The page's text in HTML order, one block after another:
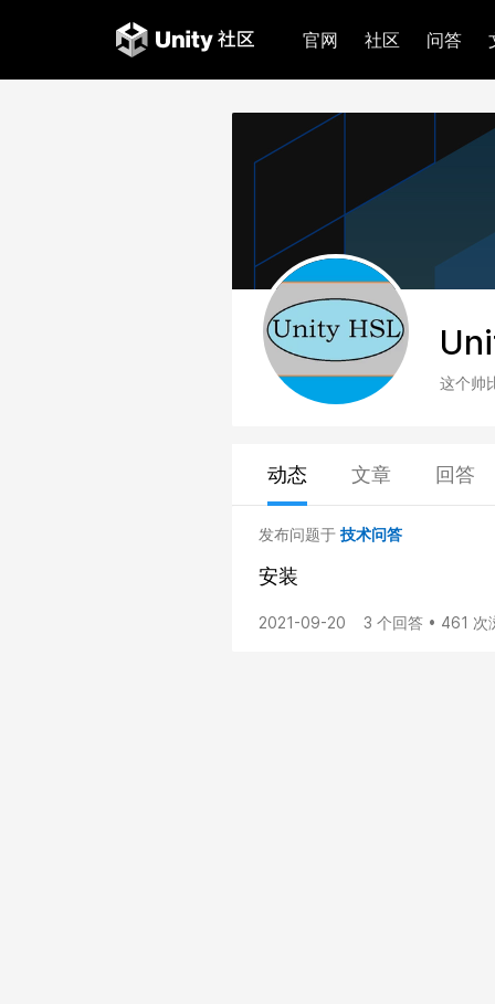
官网 社区 问答
这个帅
动态 文章 回答
发布问题于 技术问答
安装
2021-09-20 3 个回答 • 461 次